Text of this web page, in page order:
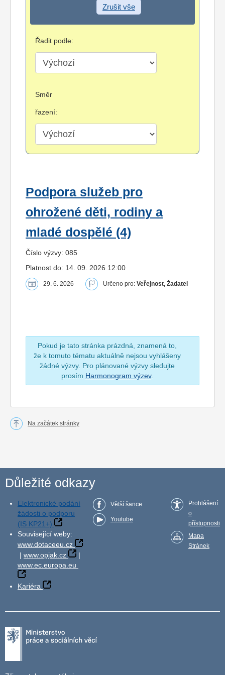
Zrušit vše
Řadit podle:
Směr
řazení:
Podpora služeb pro
ohrožené děti, rodiny a
mladé dospělé (4)
Číslo výzvy: 085
Platnost do: 14. 09. 2026 12:00
29. 6. 2026 Určeno pro: Veřejnost, Žadatel
Pokud je tato stránka prázdná, znamená to,
že k tomuto tématu aktuálně nejsou vyhlášeny
žádné výzvy. Pro plánované výzvy sledujte
prosím Harmonogram výzev.
Na začátek stránky
Důležité odkazy
Elektronické podání
žádosti o podporu
(IS KP21+)
Související weby:
www.dotaceeu.cz
| www.opjak.cz
|
www.ec.europa.eu
Kariéra
Větší šance
Youtube
Prohlášení
o
přístupnosti
Mapa
Stránek